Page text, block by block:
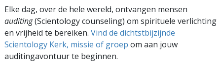
Elke dag, over de hele wereld, ontvangen mensen
auditing(Scientology counseling) om spirituele verlichting
en vrijheid te bereiken. Vind de dichtstbijzijnde
Scientology Kerk, missie of groep om aan jouw
auditingavontuur te beginnen.